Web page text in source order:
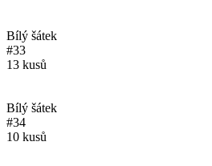
Bílý šátek
#33
13 kusů
Bílý šátek
#34
10 kusů